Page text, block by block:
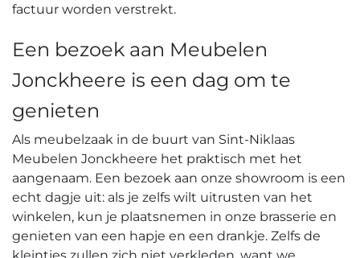
factuur worden verstrekt.
Een bezoek aan Meubelen
Jonckheere is een dag om te
genieten
Als meubelzaak in de buurt van Sint-Niklaas
Meubelen Jonckheere het praktisch met het
aangenaam. Een bezoek aan onze showroom is een
echt dagje uit: als je zelfs wilt uitrusten van het
winkelen, kun je plaatsnemen in onze brasserie en
genieten van een hapje en een drankje. Zelfs de
kleintjes zullen zich niet verkleden, want we